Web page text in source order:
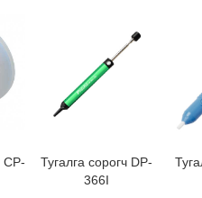
CP-
Тугалга сорогч DP-
366I